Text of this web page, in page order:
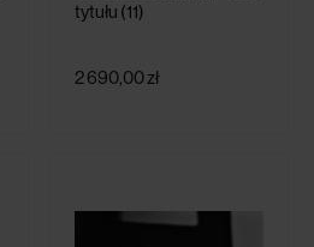
tytułu (11)
2 690,00 zł